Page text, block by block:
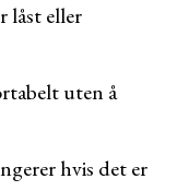
låst eller
uten å
hvis det er